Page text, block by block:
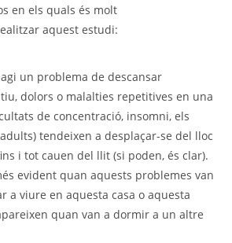
en els quals és molt
aquest estudi:
un problema de descansar
dolors o malalties repetitives en una
de concentració, insomni, els
tendeixen a desplaçar-se del lloc
i tot cauen del llit (si poden, és clar).
evident quan aquests problemes van
a viure en aquesta casa o aquesta
quan van a dormir a un altre